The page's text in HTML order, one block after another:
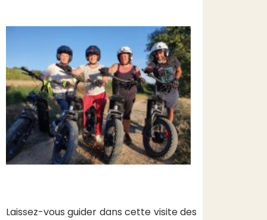
Laissez-vous guider dans cette visite des